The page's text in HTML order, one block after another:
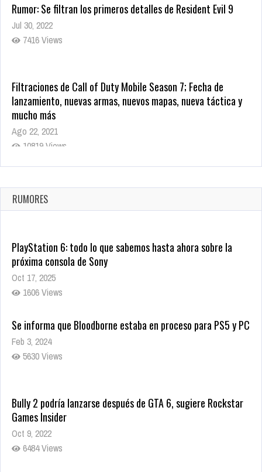
Rumor: Se filtran los primeros detalles de Resident Evil 9
Jul 30, 2022
7416 Views
Filtraciones de Call of Duty Mobile Season 7; Fecha de
lanzamiento, nuevas armas, nuevos mapas, nueva táctica y
mucho más
Ago 22, 2021
10819 Views
La configuración de Call of Duty 2021 aparentemente ya fue
Ago 8, 2021
10004 Views
RUMORES
PlayStation 6: todo lo que sabemos hasta ahora sobre la
próxima consola de Sony
Oct 17, 2025
1606 Views
Se informa que Bloodborne estaba en proceso para PS5 y PC
Feb 3, 2024
5630 Views
Bully 2 podría lanzarse después de GTA 6, sugiere Rockstar
Games Insider
Oct 9, 2022
6484 Views